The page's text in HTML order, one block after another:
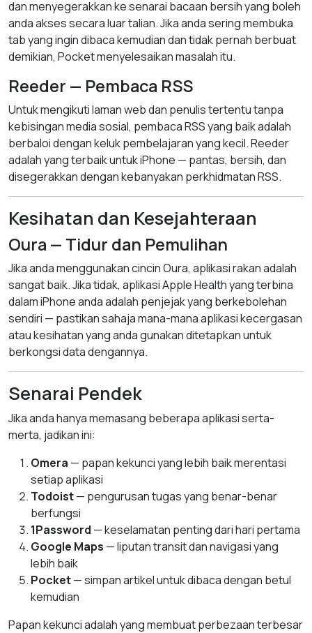
dan menyegerakkan ke senarai bacaan bersih yang boleh
anda akses secara luar talian. Jika anda sering membuka
tab yang ingin dibaca kemudian dan tidak pernah berbuat
demikian, Pocket menyelesaikan masalah itu.
Reeder — Pembaca RSS
Untuk mengikuti laman web dan penulis tertentu tanpa
kebisingan media sosial, pembaca RSS yang baik adalah
berbaloi dengan keluk pembelajaran yang kecil. Reeder
adalah yang terbaik untuk iPhone — pantas, bersih, dan
disegerakkan dengan kebanyakan perkhidmatan RSS.
Kesihatan dan Kesejahteraan
Oura — Tidur dan Pemulihan
Jika anda menggunakan cincin Oura, aplikasi rakan adalah
sangat baik. Jika tidak, aplikasi Apple Health yang terbina
dalam iPhone anda adalah penjejak yang berkebolehan
sendiri — pastikan sahaja mana-mana aplikasi kecergasan
atau kesihatan yang anda gunakan ditetapkan untuk
berkongsi data dengannya.
Senarai Pendek
Jika anda hanya memasang beberapa aplikasi serta-
merta, jadikan ini:
Omera — papan kekunci yang lebih baik merentasi
setiap aplikasi
Todoist— pengurusan tugas yang benar-benar
berfungsi
1Password — keselamatan penting dari hari pertama
Google Maps — liputan transit dan navigasi yang
lebih baik
Pocket— simpan artikel untuk dibaca dengan betul
kemudian
Papan kekunci adalah yang membuat perbezaan terbesar